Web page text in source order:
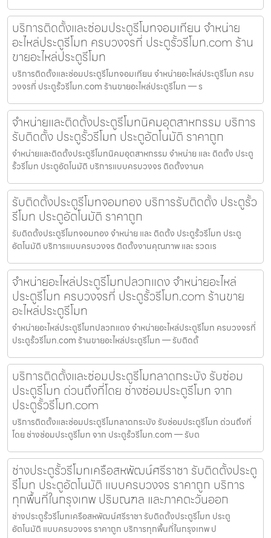
บริการติดตั้งและซ่อมประตูรีโมทจอมเทียน จำหน่าย
อะไหล่ประตูรีโมท ครบวงจรที่ ประตูรั้วรีโมท.com ร้าน
ขายอะไหล่ประตูรีโมท
บริการติดตั้งและซ่อมประตูรีโมทจอมเทียน จำหน่ายอะไหล่ประตูรีโมท ครบ
วงจรที่ ประตูรั้วรีโมท.com ร้านขายอะไหล่ประตูรีโมท — ร
จำหน่ายและติดตั้งประตูรีโมทนิคมอุตสาหกรรม บริการ
รับติดตั้ง ประตูรั้วรีโมท ประตูอัตโนมัติ ราคาถูก
จำหน่ายและติดตั้งประตูรีโมทนิคมอุตสาหกรรม จำหน่าย และ ติดตั้ง ประตู
รั้วรีโมท ประตูอัตโนมัติ บริการแบบครบวงจร ติดตั้งงานค
รับติดตั้งประตูรีโมทจอมทอง บริการรับติดตั้ง ประตูรั้ว
รีโมท ประตูอัตโนมัติ ราคาถูก
รับติดตั้งประตูรีโมทจอมทอง จำหน่าย และ ติดตั้ง ประตูรั้วรีโมท ประตู
อัตโนมัติ บริการแบบครบวงจร ติดตั้งงานคุณภาพ และ รวดเร
จำหน่ายอะไหล่ประตูรีโมทปลวกแดง จำหน่ายอะไหล่
ประตูรีโมท ครบวงจรที่ ประตูรั้วรีโมท.com ร้านขาย
อะไหล่ประตูรีโมท
จำหน่ายอะไหล่ประตูรีโมทปลวกแดง จำหน่ายอะไหล่ประตูรีโมท ครบวงจรที่
ประตูรั้วรีโมท.com ร้านขายอะไหล่ประตูรีโมท — รับติดตั้
บริการติดตั้งและซ่อมประตูรีโมทลาดกระบัง รับซ่อม
ประตูรีโมท ด่วนถึงที่โดย ช่างซ่อมประตูรีโมท จาก
ประตูรั้วรีโมท.com
บริการติดตั้งและซ่อมประตูรีโมทลาดกระบัง รับซ่อมประตูรีโมท ด่วนถึงที่
โดย ช่างซ่อมประตูรีโมท จาก ประตูรั้วรีโมท.com — รับต
ช่างประตูรั้วรีโมทเครือสหพัฒน์ศรีราชา รับติดตั้งประตู
รีโมท ประตูอัตโนมัติ แบบครบวงจร ราคาถูก บริการ
ทุกพื้นที่ในกรุงเทพ ปริมณฑล และภาคตะวันออก
ช่างประตูรั้วรีโมทเครือสหพัฒน์ศรีราชา รับติดตั้งประตูรีโมท ประตู
อัตโนมัติ แบบครบวงจร ราคาถูก บริการทุกพื้นที่ในกรุงเทพ ป